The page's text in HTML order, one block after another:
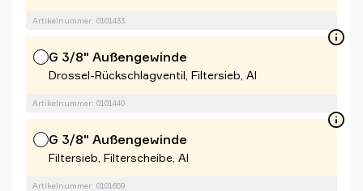
Artikelnummer: 0101433
G 3/8" Außengewinde
Drossel-Rückschlagventil, Filtersieb, Al
Artikelnummer: 0101440
G 3/8" Außengewinde
Filtersieb, Filterscheibe, Al
Artikelnummer: 0101659